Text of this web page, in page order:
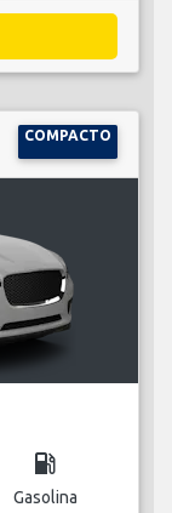
COMPACTO
local_gas_station
Gasolina